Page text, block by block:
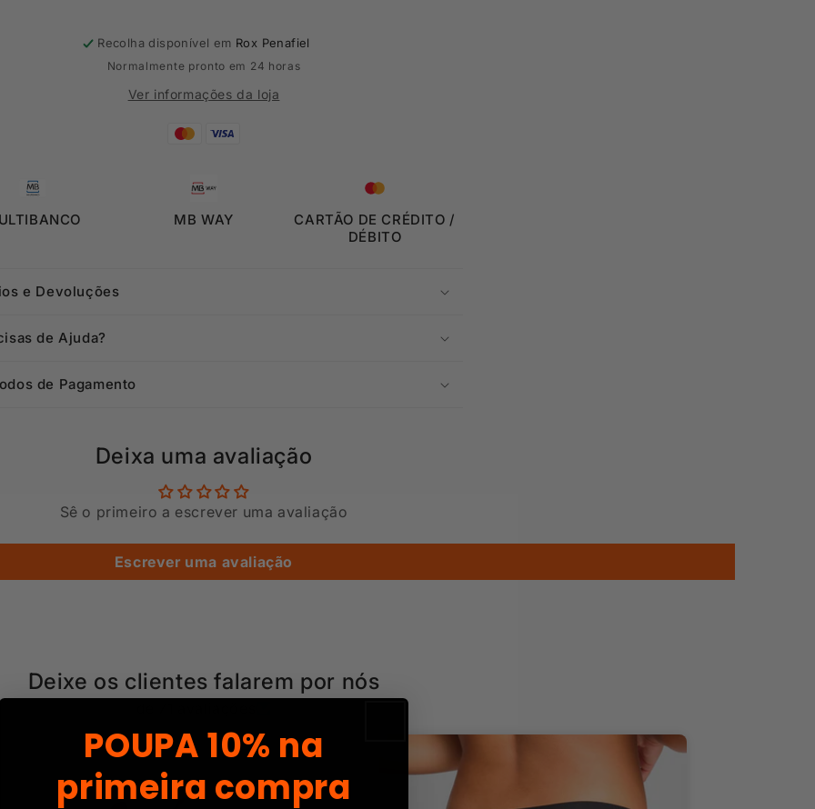
Recolha disponível em Rox Penafiel
Normalmente pronto em 24 horas
Ver informações da loja
MB WAY
CARTÃO DE CRÉDITO /
DÉBITO
e Devoluções
de Ajuda?
de Pagamento
Deixa uma avaliação
Sê o primeiro a escrever uma avaliação
Escrever uma avaliação
Deixe os clientes falarem por nós
POUPA10% na
primeira compra